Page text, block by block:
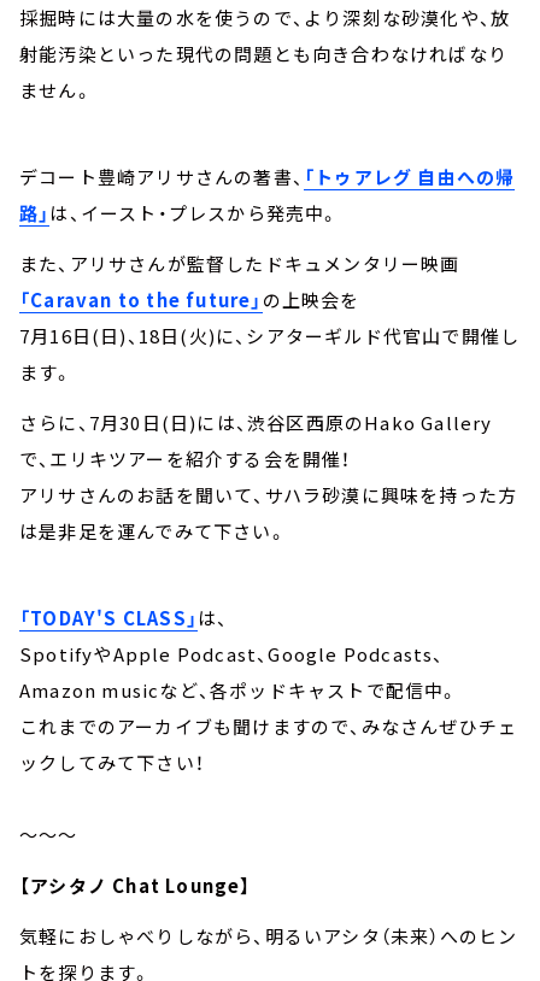
採掘時には大量の水を使うので、より深刻な砂漠化や、放
射能汚染といった現代の問題とも向き合わなければなり
ません。
デコート豊崎アリサさんの著書、 「トゥアレグ 自由への帰
路」 は、イースト・プレスから発売中。
また、アリサさんが監督したドキュメンタリー映画
「Caravan to the future」 の上映会を
7月16日(日)、18日(火)に、シアターギルド代官山で開催し
ます。
さらに、7月30日(日)には、渋谷区西原のHako Gallery
で、エリキツアーを紹介する会を開催！
アリサさんのお話を聞いて、サハラ砂漠に興味を持った方
は是非足を運んでみて下さい。
「TODAY'S CLASS」 は、
SpotifyやApple Podcast、Google Podcasts、
Amazon musicなど、各ポッドキャストで配信中。
これまでのアーカイブも聞けますので、みなさんぜひチェ
ックしてみて下さい！
～～～
【アシタノ Chat Lounge】
気軽におしゃべりしながら、明るいアシタ（未来）へのヒン
トを探ります。